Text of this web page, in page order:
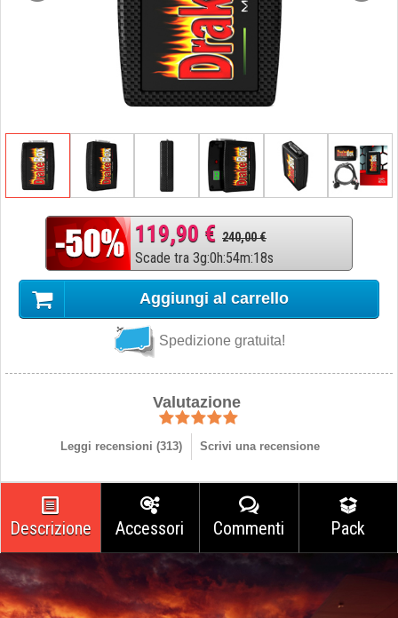
119,90 € 240,00 €
Scade tra 3g:0h:54m:17s
Aggiungi al carrello
Spedizione gratuita!
Valutazione
Leggi recensioni (313) Scrivi una recensione
Descrizione Accessori Commenti Pack